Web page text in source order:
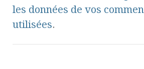
les données de vos
utilisées.